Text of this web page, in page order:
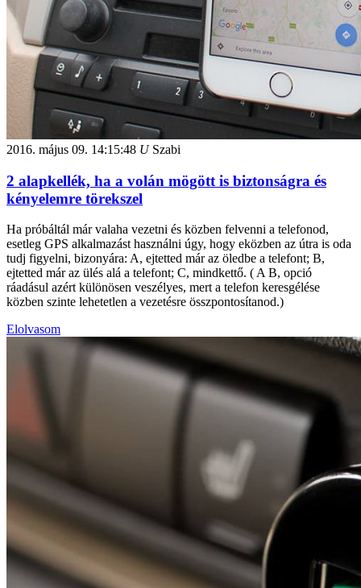
2016. május 09. 14:15:48 USzabi
2 alapkellék, ha a volán mögött is biztonságra és
kényelemre törekszel
Ha próbáltál már valaha vezetni és közben felvenni a telefonod,
esetleg GPS alkalmazást használni úgy, hogy eközben az útra is oda
tudj figyelni, bizonyára: A, ejtetted már az öledbe a telefont; B,
ejtetted már az ülés alá a telefont; C, mindkettő. ( A B, opció
ráadásul azért különösen veszélyes, mert a telefon keresgélése
közben szinte lehetetlen a vezetésre összpontosítanod.)
Elolvasom